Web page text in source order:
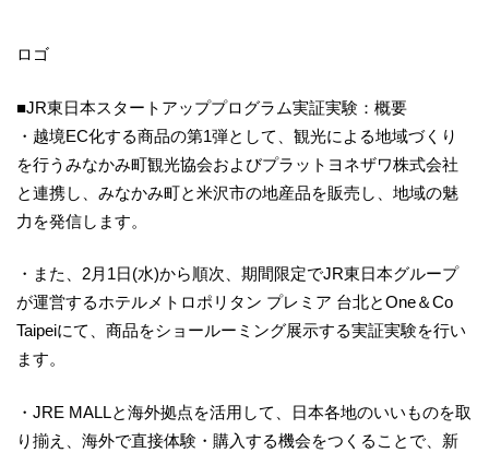
ロゴ
■JR東日本スタートアッププログラム実証実験：概要
・越境EC化する商品の第1弾として、観光による地域づくり
を行うみなかみ町観光協会およびプラットヨネザワ株式会社
と連携し、みなかみ町と米沢市の地産品を販売し、地域の魅
力を発信します。
・また、2月1日(水)から順次、期間限定でJR東日本グループ
が運営するホテルメトロポリタン プレミア 台北とOne＆Co
Taipeiにて、商品をショールーミング展示する実証実験を行い
ます。
・JRE MALLと海外拠点を活用して、日本各地のいいものを取
り揃え、海外で直接体験・購入する機会をつくることで、新